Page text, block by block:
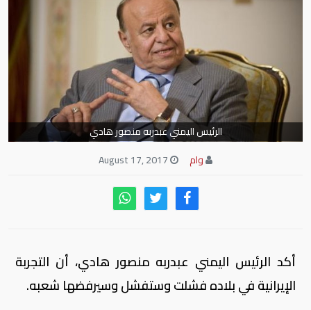
الرئيس اليمني عبدربه منصور هادي
وام
أكد الرئيس اليمني عبدربه منصور هادي، أن التجربة
الإيرانية في بلاده فشلت وستفشل وسيرفضها شعبه.